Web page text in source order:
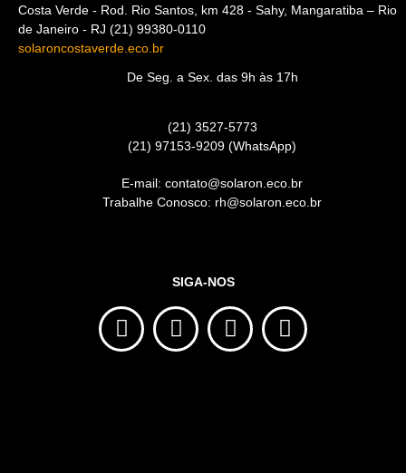
BA (21) 99672-0487
salvador.ba@solaron.eco
Costa Verde - Rod. Rio Santos, km 428 - Sahy, Mangaratiba – Rio
de Janeiro - RJ (21) 99380-0110
De Seg. a Sex. das 9h às 17h
(21) 97153-9209 (WhatsApp)
SIGA-NOS